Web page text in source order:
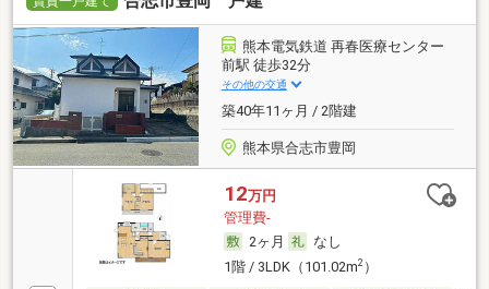
熊本電気鉄道 再春医療センター
前駅 徒歩32分
その他の交通
築40年11ヶ月 / 2階建
熊本県合志市豊岡
12万円
管理費-
2ヶ月
なし
1階 / 3LDK（101.02m2）